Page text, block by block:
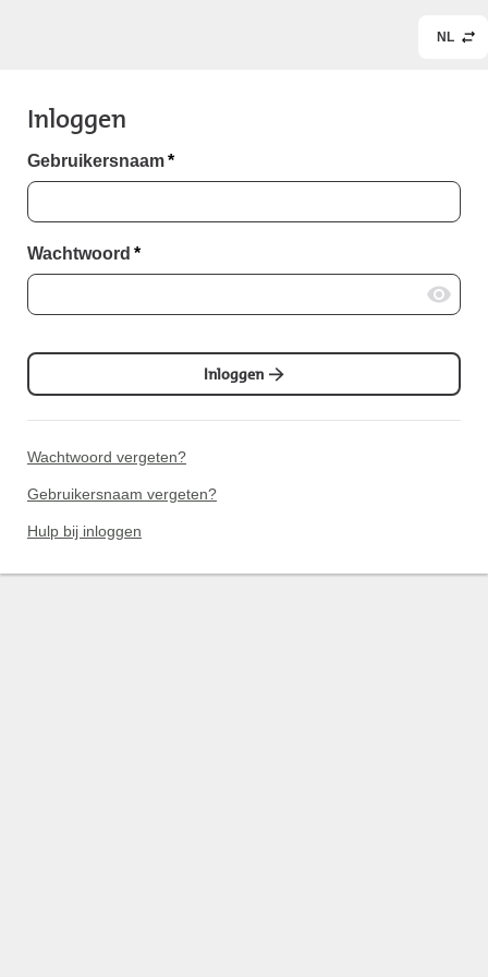
NL
Inloggen
Gebruikersnaam*
Wachtwoord *
Inloggen
Wachtwoord vergeten?
Gebruikersnaam vergeten?
Hulp bij inloggen